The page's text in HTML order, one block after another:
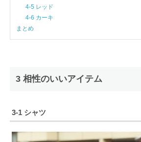
4-5 レッド
4-6 カーキ
まとめ
3 相性のいいアイテム
3-1 シャツ